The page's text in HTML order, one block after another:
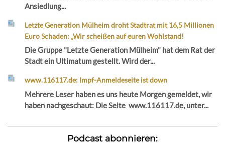
Ansiedlung...
Letzte Generation Mülheim droht Stadtrat mit 16,5 Millionen
Euro Schaden: „Wir scheißen auf euren Wohlstand!
Die Gruppe "Letzte Generation Mülheim" hat dem Rat der
Stadt ein Ultimatum gestellt. Wird der...
www.116117.de: Impf-Anmeldeseite ist down
Mehrere Leser haben es uns heute Morgen gemeldet, wir
haben nachgeschaut: Die Seite www.116117.de, unter...
Podcast abonnieren: